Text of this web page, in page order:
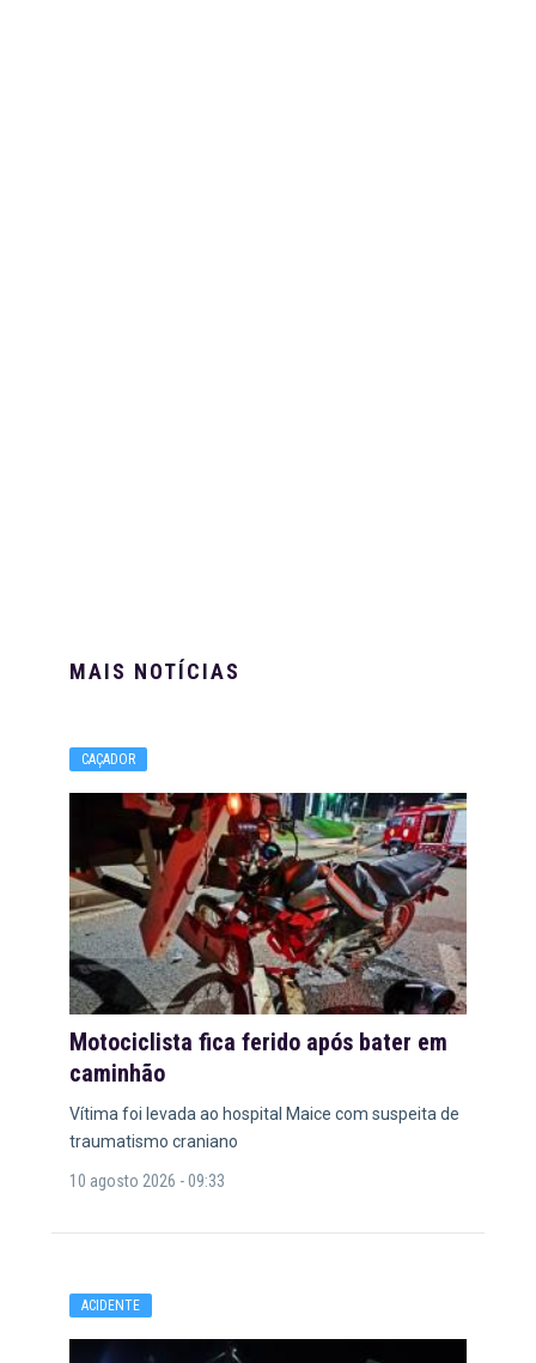
MAIS NOTÍCIAS
CAÇADOR
Motociclista fica ferido após bater em
caminhão
Vítima foi levada ao hospital Maice com suspeita de
traumatismo craniano
10 agosto 2026 - 09:33
ACIDENTE